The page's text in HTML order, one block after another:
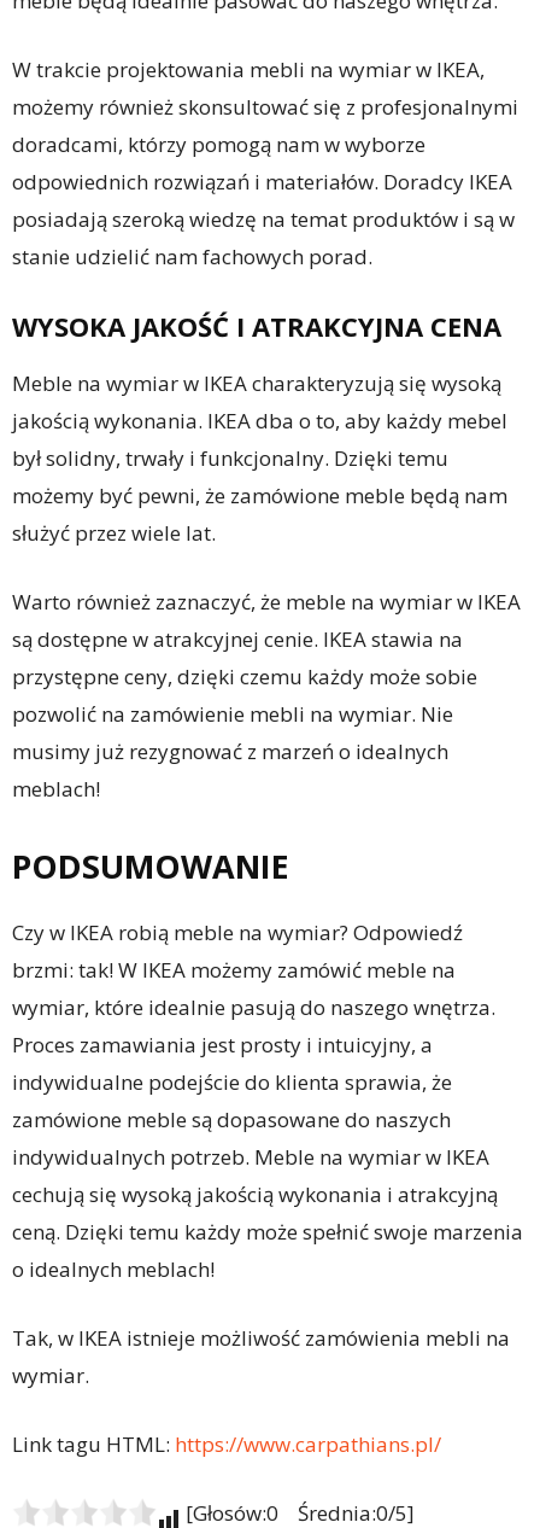
W trakcie projektowania mebli na wymiar w IKEA,
możemy również skonsultować się z profesjonalnymi
doradcami, którzy pomogą nam w wyborze
odpowiednich rozwiązań i materiałów. Doradcy IKEA
posiadają szeroką wiedzę na temat produktów i są w
stanie udzielić nam fachowych porad.
WYSOKA JAKOŚĆ I ATRAKCYJNA CENA
Meble na wymiar w IKEA charakteryzują się wysoką
jakością wykonania. IKEA dba o to, aby każdy mebel
był solidny, trwały i funkcjonalny. Dzięki temu
możemy być pewni, że zamówione meble będą nam
służyć przez wiele lat.
Warto również zaznaczyć, że meble na wymiar w IKEA
są dostępne w atrakcyjnej cenie. IKEA stawia na
przystępne ceny, dzięki czemu każdy może sobie
pozwolić na zamówienie mebli na wymiar. Nie
musimy już rezygnować z marzeń o idealnych
meblach!
PODSUMOWANIE
Czy w IKEA robią meble na wymiar? Odpowiedź
brzmi: tak! W IKEA możemy zamówić meble na
wymiar, które idealnie pasują do naszego wnętrza.
Proces zamawiania jest prosty i intuicyjny, a
indywidualne podejście do klienta sprawia, że
zamówione meble są dopasowane do naszych
indywidualnych potrzeb. Meble na wymiar w IKEA
cechują się wysoką jakością wykonania i atrakcyjną
ceną. Dzięki temu każdy może spełnić swoje marzenia
o idealnych meblach!
Tak, w IKEA istnieje możliwość zamówienia mebli na
wymiar.
Link tagu HTML: https://www.carpathians.pl/
[Głosów:0 Średnia:0/5]